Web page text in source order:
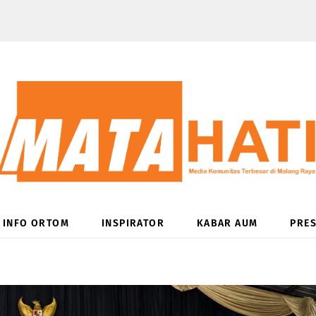
INFO ORTOM INSPIRATOR KABAR AUM